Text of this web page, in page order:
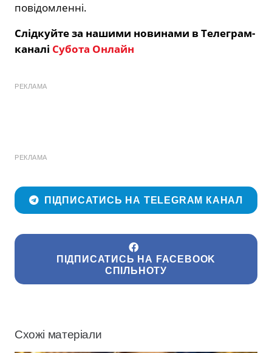
повідомленні.
Слідкуйте за нашими новинами в Телеграм-
каналі Субота Онлайн
РЕКЛАМА
РЕКЛАМА
ПІДПИСАТИСЬ НА TELEGRAM КАНАЛ
ПІДПИСАТИСЬ НА FACEBOOK
СПІЛЬНОТУ
Схожі матеріали